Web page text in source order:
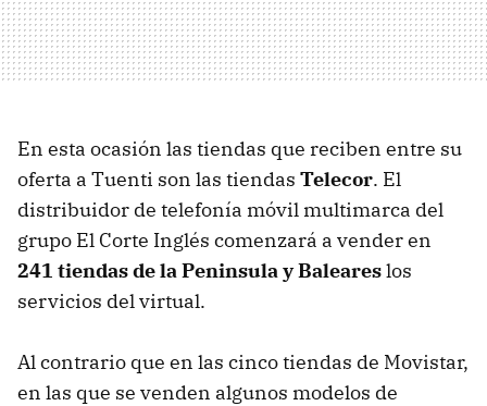
En esta ocasión las tiendas que reciben entre su
oferta a Tuenti son las tiendas Telecor. El
distribuidor de telefonía móvil multimarca del
grupo El Corte Inglés comenzará a vender en
241 tiendas de la Peninsula y Baleareslos
servicios del virtual.
Al contrario que en las cinco tiendas de Movistar,
en las que se venden algunos modelos de